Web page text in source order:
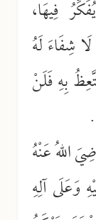
فِيهَا،
شِفَاءَ لَهُ
بِهِ فَلَنْ
اللهُ عَنْهُ
وَعَلَى آلِهِ